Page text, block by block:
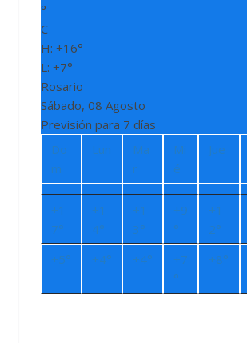
°
C
H:+16°
L:+7°
Rosario
Sábado, 08 Agosto
Previsión para 7 días
Do
m
Lun
Ma
r
Mi
é
Jue
+1
7°
+1
4°
+1
3°
+9
°
+1
2°
+5° +4° +4° +7
°
+8°